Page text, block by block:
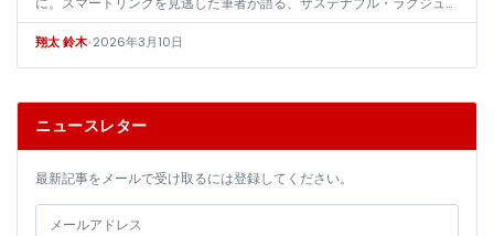
リーと没入型ウェアラブルという二大潮流の本質。一過性のバズではな
く、数年…
翔太 鈴木•2026年3月10日
ニュースレター
最新記事をメールで受け取るには登録してください。